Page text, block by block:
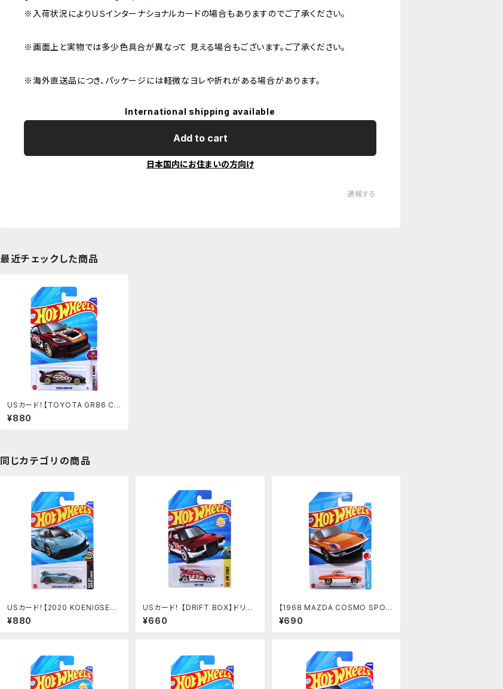
※入荷状況によりＵＳインターナショナルカードの場合もありますのでご了承ください。
※画面上と実物では多少色具合が異なって 見える場合もございます。ご了承ください。
※海外直送品につき、パッケージには軽微なヨレや折れがある場合があります。
International shipping available
Add to cart
日本国内にお住まいの方向け
通報する
最近チェックした商品
USカード！【TOYOTA GR86 CU
P】トヨタ マロン
¥880
同じカテゴリの商品
USカード！【2020 KOENIGSEG
G JESKO】MET.BULE
¥880
USカード！ 【DRIFT BOX】ドリフ
トボックス
¥660
【1968 MAZDA COSMO SPOR
T】オレンジ
¥690